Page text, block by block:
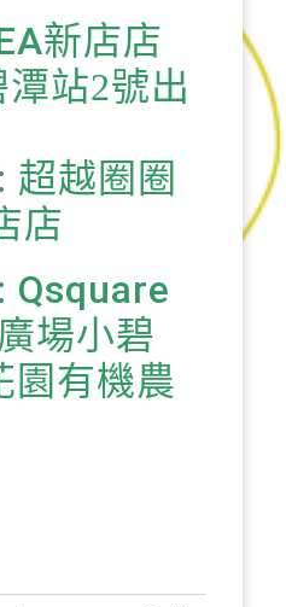
新店店
站2號出
超越圈圈
店
Qsquare
場小碧
園有機農